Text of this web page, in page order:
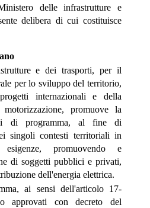
delle infrastrutture e
delibera di cui costituisce
e dei trasporti, per il
per lo sviluppo del territorio,
internazionali e della
promuove la
di programma, al fine di
singoli contesti territoriali in
promuovendo e
di soggetti pubblici e privati,
dell'energia elettrica.
ai sensi dell'articolo 17-
approvati con decreto del